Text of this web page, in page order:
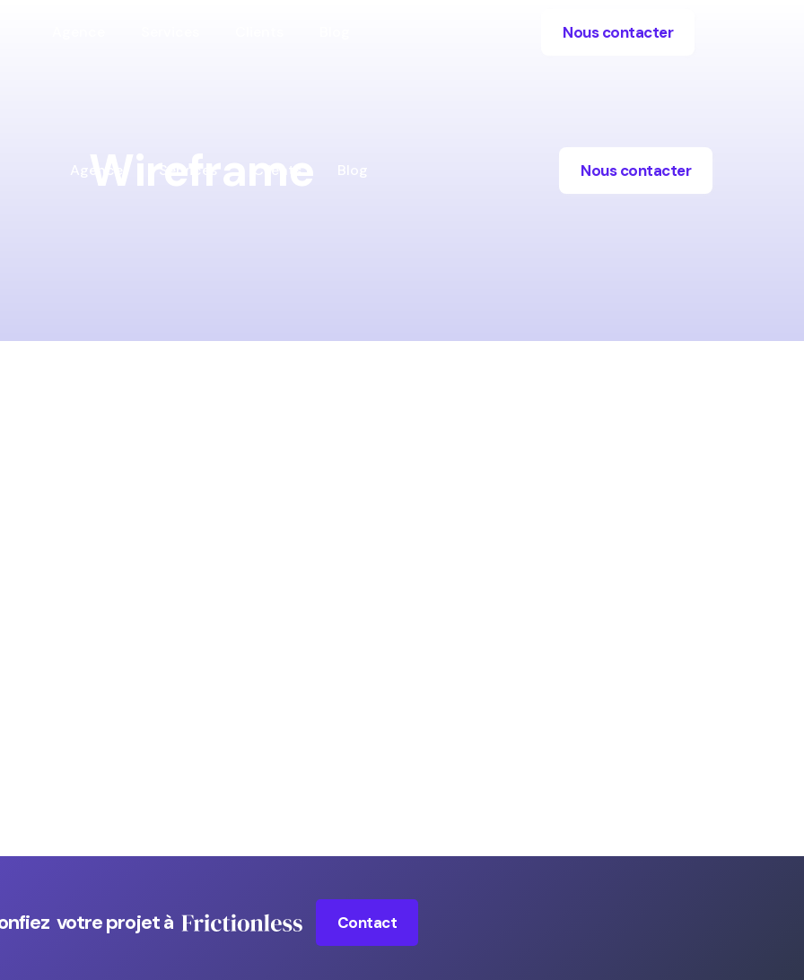
Nous contacter
Nous contacter
Wireframe
votre projet à Contact